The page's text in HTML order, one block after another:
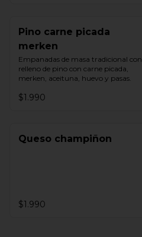
Pino carne picada
merken
Empanadas de masa tradicional con
relleno de pino con carne picada,
merken, aceituna, huevo y pasas.
$1.990
Queso champiñon
$1.990